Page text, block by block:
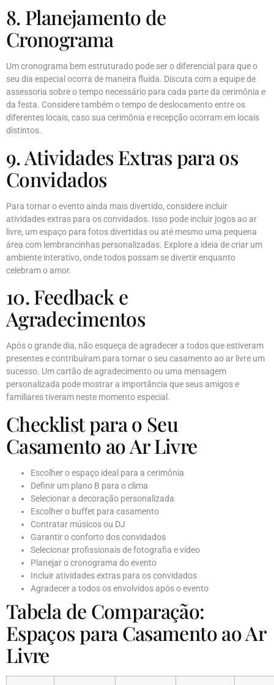
8. Planejamento de
Cronograma
Um cronograma bem estruturado pode ser o diferencial para que o
seu dia especial ocorra de maneira fluida. Discuta com a equipe de
assessoria sobre o tempo necessário para cada parte da cerimônia e
da festa. Considere também o tempo de deslocamento entre os
diferentes locais, caso sua cerimônia e recepção ocorram em locais
distintos.
9. Atividades Extras para os
Convidados
Para tornar o evento ainda mais divertido, considere incluir
atividades extras para os convidados. Isso pode incluir jogos ao ar
livre, um espaço para fotos divertidas ou até mesmo uma pequena
área com lembrancinhas personalizadas. Explore a ideia de criar um
ambiente interativo, onde todos possam se divertir enquanto
celebram o amor.
10. Feedback e
Agradecimentos
Após o grande dia, não esqueça de agradecer a todos que estiveram
presentes e contribuíram para tornar o seu casamento ao ar livre um
sucesso. Um cartão de agradecimento ou uma mensagem
personalizada pode mostrar a importância que seus amigos e
familiares tiveram neste momento especial.
Checklist para o Seu
Casamento ao Ar Livre
Escolher o espaço ideal para a cerimônia
Definir um plano B para o clima
Selecionar a decoração personalizada
Escolher o buffet para casamento
Contratar músicos ou DJ
Garantir o conforto dos convidados
Selecionar profissionais de fotografia e vídeo
Planejar o cronograma do evento
Incluir atividades extras para os convidados
Agradecer a todos os envolvidos após o evento
Tabela de Comparação:
Espaços para Casamento ao Ar
Livre